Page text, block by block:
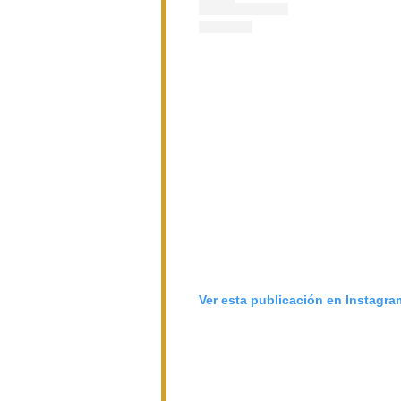
Ver esta publicación en